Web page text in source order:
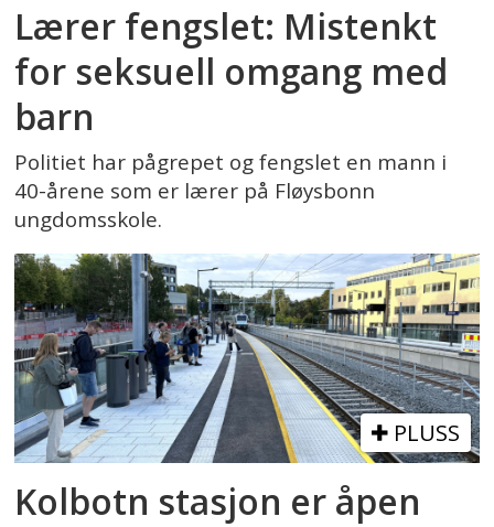
Lærer fengslet: Mistenkt
for seksuell omgang med
barn
Politiet har pågrepet og fengslet en mann i
40-årene som er lærer på Fløysbonn
ungdomsskole.
PLUSS
Kolbotn stasjon er åpen